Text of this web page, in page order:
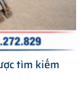
tìm kiếm